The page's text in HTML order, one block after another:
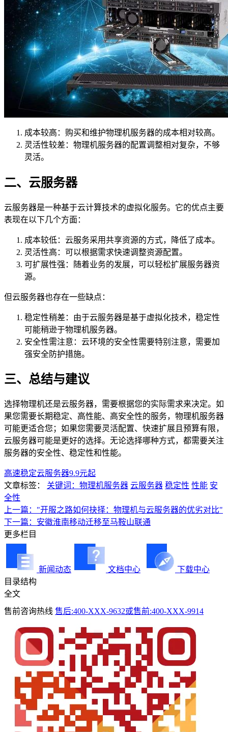
成本较高：购买和维护物理机服务器的成本相对较高。
灵活性较差：物理机服务器的配置调整相对复杂，不够
灵活。
二、云服务器
云服务器是一种基于云计算技术的虚拟化服务。它的优点主要
表现在以下几个方面：
成本较低：云服务采用共享资源的方式，降低了成本。
灵活性高：可以根据需求快速调整资源配置。
可扩展性强：随着业务的发展，可以轻松扩展服务器资
源。
但云服务器也存在一些缺点：
稳定性稍差：由于云服务器是基于虚拟化技术，稳定性
可能稍逊于物理机服务器。
安全性需注意：云环境的安全性需要特别注意，需要加
强安全防护措施。
三、总结与建议
选择物理机还是云服务器，需要根据您的实际需求来决定。如
果您需要长期稳定、高性能、高安全性的服务，物理机服务器
可能更适合您；如果您需要灵活配置、快速扩展且预算有限，
云服务器可能是更好的选择。无论选择哪种方式，都需要关注
服务器的安全性、稳定性和性能。
高速稳定云服务器9.9元起
文章标签：
关键词：物理机服务器 云服务器 稳定性 性能 安
全性
上一篇："开服之路如何抉择：物理机与云服务器的优劣对比"
下一篇：安徽淮南移动迁移至马鞍山联通
更多栏目
新闻动态 文档中心
下载中心
目录结构
全文
售前咨询热线 售后:400-XXX-9632或售前:400-XXX-9914